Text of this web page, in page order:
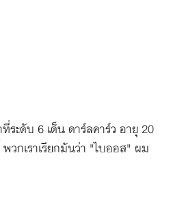
ะดับ 6 เด็น ดาร์ลคาร์ว อายุ 20
กเราเรียกมันว่า "ไบออส" ผม
ของสายลับ เด็น ดาร์ลคาร์ว จะ